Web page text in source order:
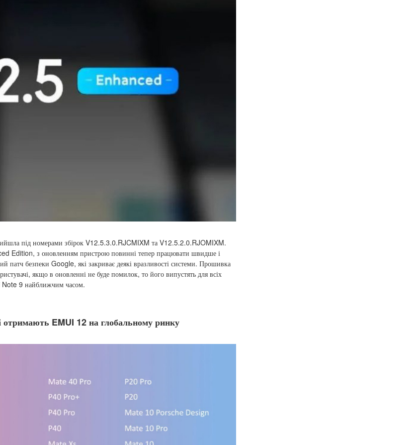
під номерами збірок V12.5.3.0.RJCMIXM та V12.5.2.0.RJOMIXM.
Edition, з оновленням пристрою повинні тепер працювати швидше і
безпеки Google, які закриває деякі вразливості системи. Прошивка
якщо в оновленні не буде помилок, то його випустять для всіх
Note 9 найближчим часом.
отримають EMUI 12 на глобальному ринку